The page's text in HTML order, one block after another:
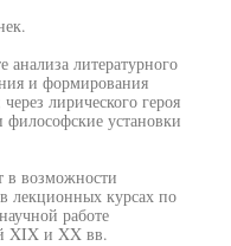
анализа литературного
и формирования
лирического героя
философские установки
в возможности
лекционных курсах по
работе
XIX и XX вв.